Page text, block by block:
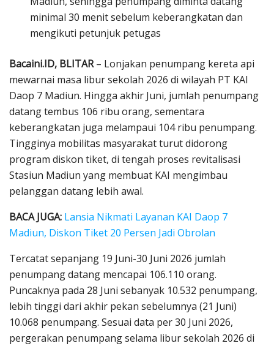
minimal 30 menit sebelum keberangkatan dan
mengikuti petunjuk petugas
Bacaini.ID, BLITAR– Lonjakan penumpang kereta api
mewarnai masa libur sekolah 2026 di wilayah PT KAI
Daop 7 Madiun. Hingga akhir Juni, jumlah penumpang
datang tembus 106 ribu orang, sementara
keberangkatan juga melampaui 104 ribu penumpang.
Tingginya mobilitas masyarakat turut didorong
program diskon tiket, di tengah proses revitalisasi
Stasiun Madiun yang membuat KAI mengimbau
pelanggan datang lebih awal.
BACA JUGA: Lansia Nikmati Layanan KAI Daop 7
Madiun, Diskon Tiket 20 Persen Jadi Obrolan
Tercatat sepanjang 19 Juni-30 Juni 2026 jumlah
penumpang datang mencapai 106.110 orang.
Puncaknya pada 28 Juni sebanyak 10.532 penumpang,
lebih tinggi dari akhir pekan sebelumnya (21 Juni)
10.068 penumpang. Sesuai data per 30 Juni 2026,
pergerakan penumpang selama libur sekolah 2026 di